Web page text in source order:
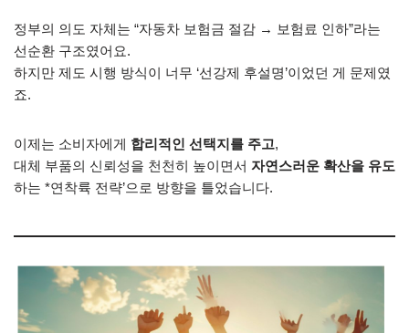
정부의 의도 자체는 “자동차 보험금 절감 → 보험료 인하”라는
선순환 구조였어요.
하지만 제도 시행 방식이 너무 ‘선강제 후설명’이었던 게 문제였
죠.
이제는 소비자에게 합리적인 선택지를 주고,
대체 부품의 신뢰성을 천천히 높이면서 자연스러운 확산을 유도
하는 *연착륙 전략’으로 방향을 틀었습니다.